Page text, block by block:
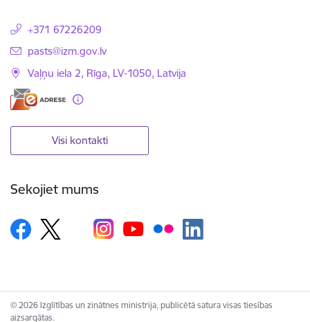
+371 67226209
E-pasts:
pasts@izm.gov.lv
Vaļņu iela 2, Rīga, LV-1050, Latvija
Visi kontakti
Sekojiet mums
© 2026 Izglītības un zinātnes ministrija, publicētā satura visas tiesības
aizsargātas.